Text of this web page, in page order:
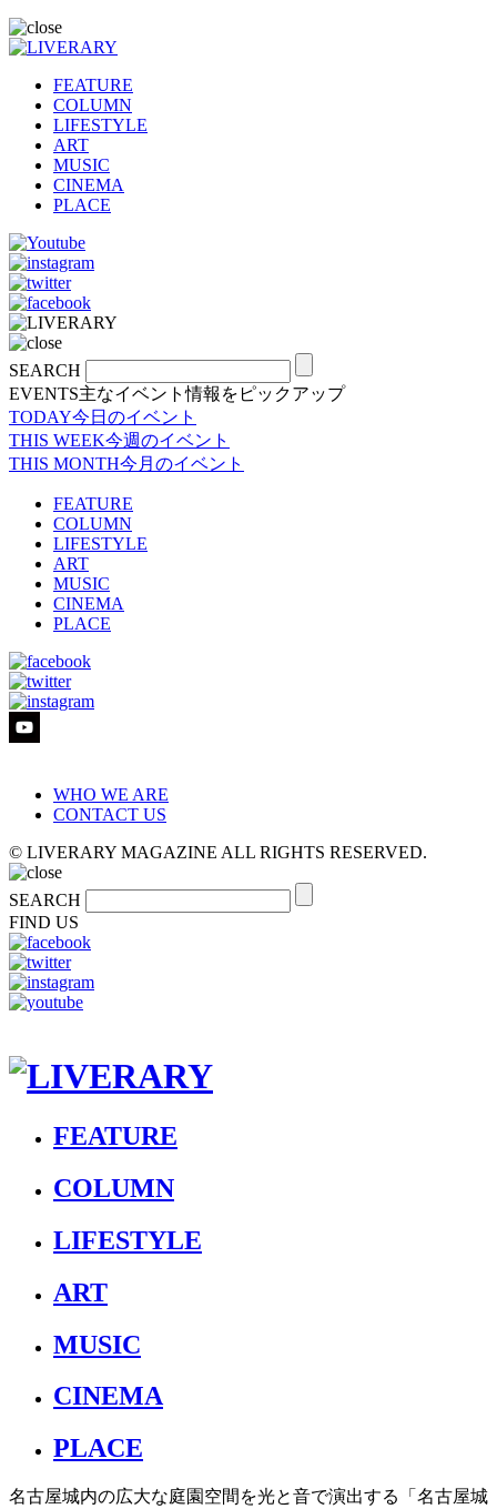
FEATURE
COLUMN
LIFESTYLE
ART
MUSIC
CINEMA
PLACE
SEARCH
EVENTS主なイベント情報をピックアップ
TODAY今日のイベント
THIS WEEK今週のイベント
THIS MONTH今月のイベント
FEATURE
COLUMN
LIFESTYLE
ART
MUSIC
CINEMA
PLACE
WHO WE ARE
CONTACT US
© LIVERARY MAGAZINE ALL RIGHTS RESERVED.
SEARCH
FIND US
FEATURE
COLUMN
LIFESTYLE
ART
MUSIC
CINEMA
PLACE
名古屋城内の広大な庭園空間を光と音で演出する「名古屋城